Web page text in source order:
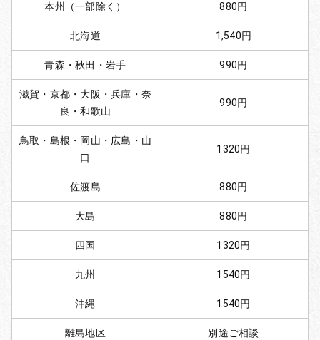
本州（一部除く） 880円
北海道 1,540円
青森・秋田・岩手 990円
滋賀・京都・大阪・兵庫・奈
良・和歌山
990円
鳥取・島根・岡山・広島・山
口
1320円
佐渡島 880円
大島 880円
四国 1320円
九州 1540円
沖縄 1540円
離島地区 別途ご相談